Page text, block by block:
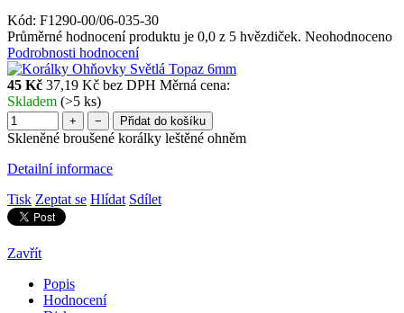
Kód: F1290-00/06-035-30
Průměrné hodnocení produktu je 0,0 z 5 hvězdiček. Neohodnoceno
Podrobnosti hodnocení
45 Kč 37,19 Kč bez DPH Měrná cena:
Skladem (>5 ks)
+ − Přidat do košíku
Skleněné broušené korálky leštěné ohněm
Detailní informace
Tisk Zeptat se Hlídat Sdílet
Zavřít
Popis
Hodnocení